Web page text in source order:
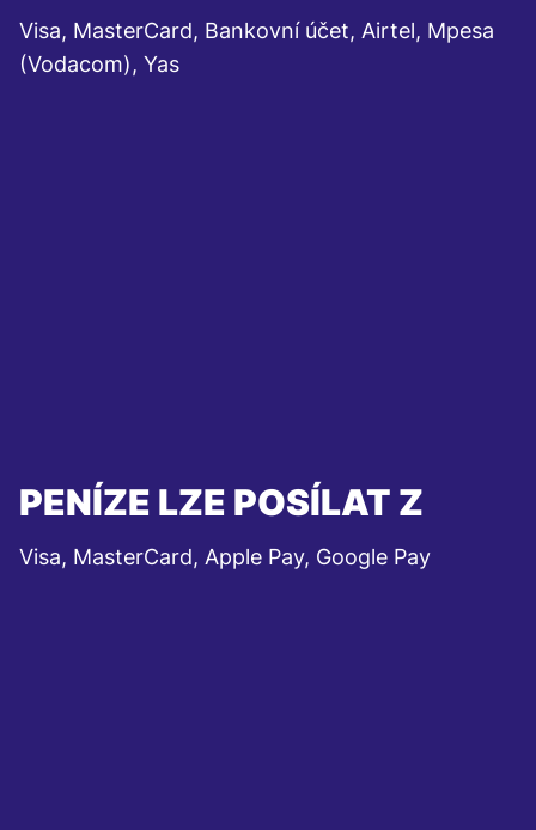
Visa, MasterCard, Bankovní účet, Airtel, Mpesa
(Vodacom), Yas
PENÍZE LZE POSÍLAT Z
Visa, MasterCard, Apple Pay, Google Pay